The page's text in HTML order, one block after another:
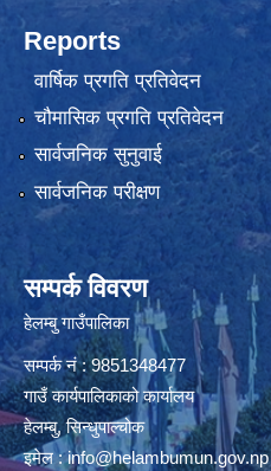
Reports
वार्षिक प्रगति प्रतिवेदन
चौमासिक प्रगति प्रतिवेदन
सार्वजनिक सुनुवाई
सार्वजनिक परीक्षण
सम्पर्क विवरण
हेलम्बु गाउँपालिका
सम्पर्क नं : 9851348477
गाउँ कार्यपालिकाको कार्यालय
हेलम्बु, सिन्धुपाल्चोक
इमेल :info@helambumun.gov.np